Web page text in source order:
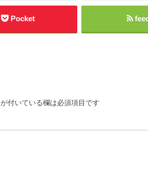
Pocket
が付いている欄は必須項目です